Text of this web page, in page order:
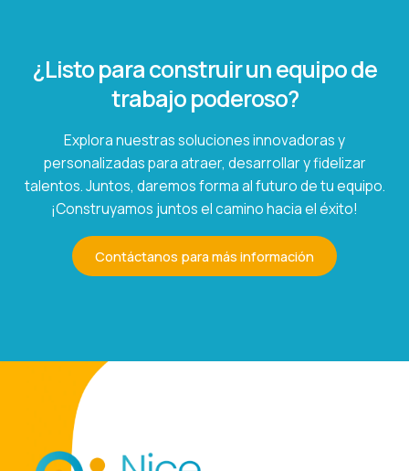
¿Listo para construir un equipo de
trabajo poderoso?
Explora nuestras soluciones innovadoras y
personalizadas para atraer, desarrollar y fidelizar
talentos. Juntos, daremos forma al futuro de tu equipo.
¡Construyamos juntos el camino hacia el éxito!
Contáctanos para más información